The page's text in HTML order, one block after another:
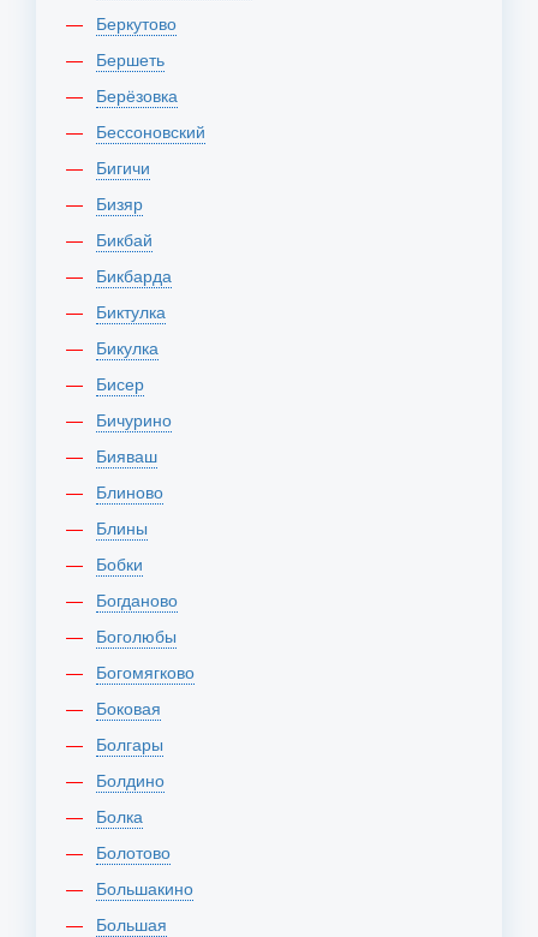
Беркутово
Бершеть
Берёзовка
Бессоновский
Бигичи
Бизяр
Бикбай
Бикбарда
Биктулка
Бикулка
Бисер
Бичурино
Бияваш
Блиново
Блины
Бобки
Богданово
Боголюбы
Богомягково
Боковая
Болгары
Болдино
Болка
Болотово
Большакино
Большая